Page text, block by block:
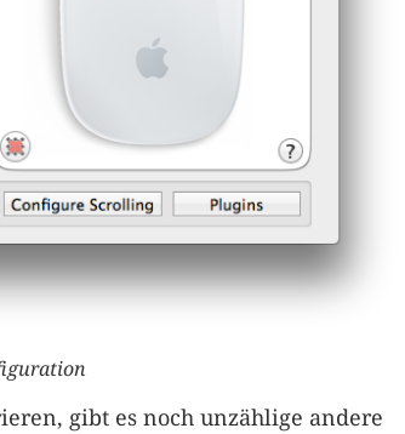
gibt es noch unzählige andere